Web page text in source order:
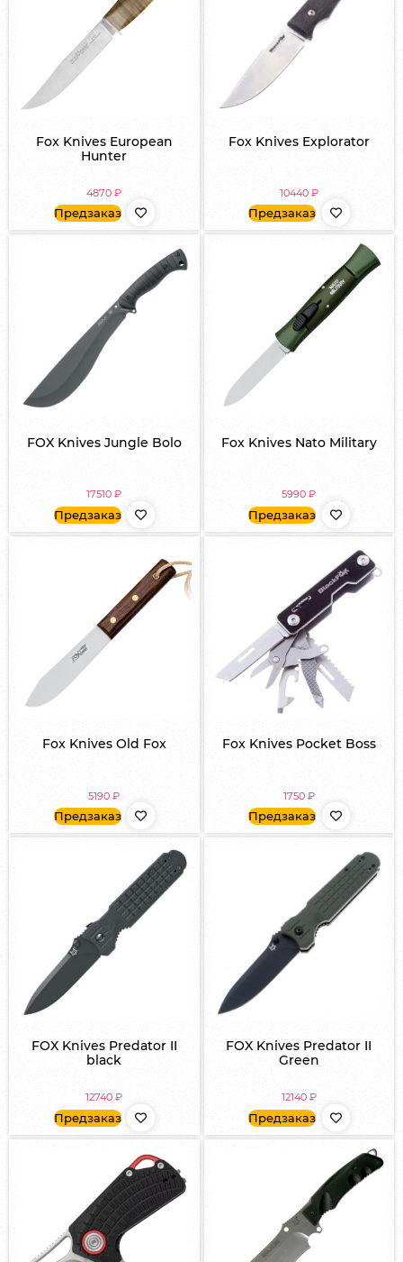
Fox Knives European
Hunter
4870₽
Предзаказ
Fox Knives Explorator
10440 ₽
Предзаказ
FOX Knives Jungle Bolo
17510₽
Предзаказ
Fox Knives Nato Military
5990₽
Предзаказ
Fox Knives Old Fox
5190₽
Предзаказ
Fox Knives Pocket Boss
1750 ₽
Предзаказ
FOX Knives Predator II
black
12740₽
Предзаказ
FOX Knives Predator II
Green
12140 ₽
Предзаказ